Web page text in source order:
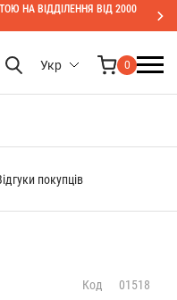
НА ВІДДІЛЕННЯ ВІД 2000
Укр 0
Код 01518
покупців